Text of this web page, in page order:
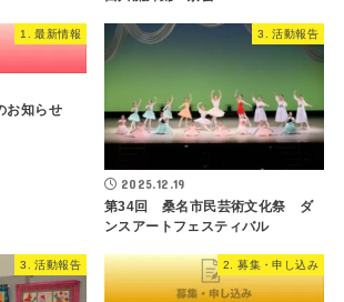
1. 最新情報
お知らせ
3. 活動報告
2025.12.19
第34回 桑名市民芸術文化祭 ダ
ンスアートフェスティバル
3. 活動報告 2. 募集・申し込み